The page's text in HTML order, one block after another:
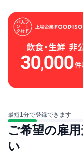
最短1分で登録できます
ご希望の雇
い